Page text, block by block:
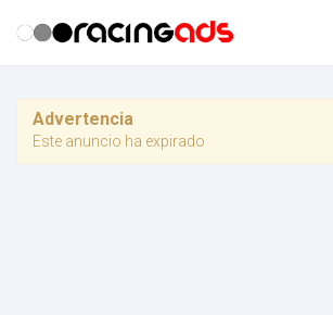
Advertencia
Este anuncio ha expirado